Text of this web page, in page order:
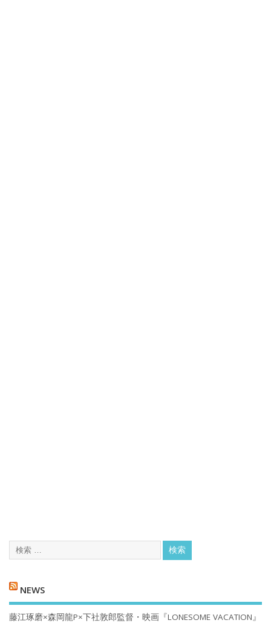
NEWS
藤江琢磨×森岡龍P×下社敦郎監督・映画『LONESOME VACATION』